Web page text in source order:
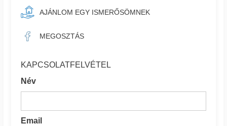
AJÁNLOM EGY ISMERŐSÖMNEK
MEGOSZTÁS
KAPCSOLATFELVÉTEL
Név
Email